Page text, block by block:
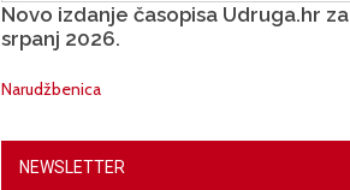
Novo izdanje časopisa Udruga.hr za
srpanj 2026.
Narudžbenica
NEWSLETTER